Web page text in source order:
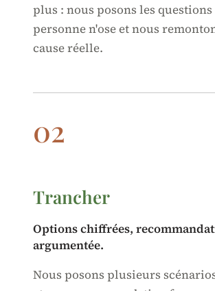
plus : nous posons les questions
personne n'ose et nous
cause réelle.
02
Trancher
Options chiffrées,
argumentée.
Nous posons plusieurs